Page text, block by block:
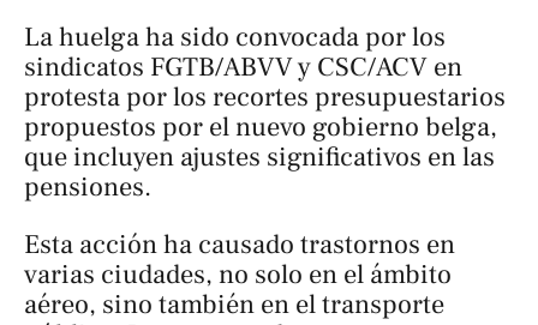
La huelga ha sido convocada por los
sindicatos FGTB/ABVV y CSC/ACV en
protesta por los recortes presupuestarios
propuestos por el nuevo gobierno belga,
que incluyen ajustes significativos en las
pensiones.
Esta acción ha causado trastornos en
varias ciudades, no solo en el ámbito
aéreo, sino también en el transporte